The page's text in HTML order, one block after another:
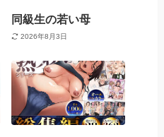
同級生の若い母
2026年8月3日